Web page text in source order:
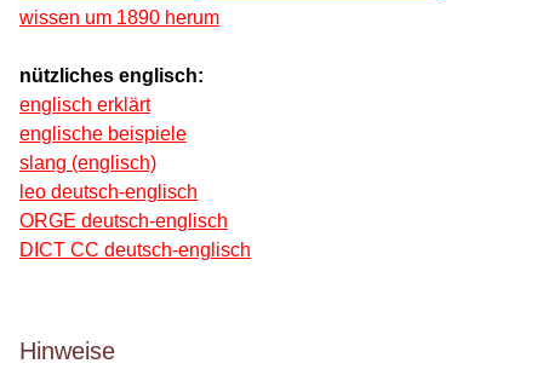
wissen um 1890 herum
nützliches englisch:
englisch erklärt
englische beispiele
slang (englisch)
leo deutsch-englisch
ORGE deutsch-englisch
DICT CC deutsch-englisch
Hinweise